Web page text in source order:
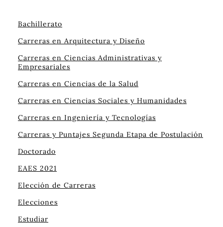
Bachillerato
Carreras en Arquitectura y Diseño
Carreras en Ciencias Administrativas y
Empresariales
Carreras en Ciencias de la Salud
Carreras en Ciencias Sociales y Humanidades
Carreras en Ingeniería y Tecnologías
Carreras y Puntajes Segunda Etapa de Postulación
Doctorado
EAES 2021
Elección de Carreras
Elecciones
Estudiar